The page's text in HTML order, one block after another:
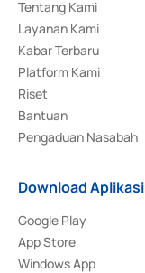
Tentang Kami
Layanan Kami
Kabar Terbaru
Platform Kami
Riset
Bantuan
Pengaduan Nasabah
Download Aplikasi
Google Play
App Store
Windows App